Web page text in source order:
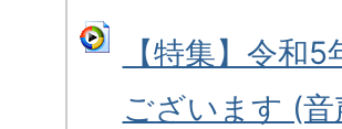
【特集】令和
ございます (